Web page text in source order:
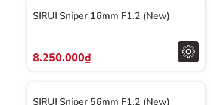
SIRUI Sniper 16mm F1.2 (New)
8.250.000₫
SIRUI Sniper 56mm F1.2 (New)